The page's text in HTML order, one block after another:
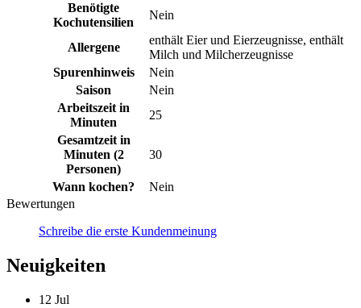
Benötigte
Kochutensilien
Nein
Allergene
enthält Eier und Eierzeugnisse, enthält
Milch und Milcherzeugnisse
Spurenhinweis
Nein
Saison
Nein
Arbeitszeit in
Minuten
25
Gesamtzeit in
Minuten (2
Personen)
30
Wann kochen?
Nein
Bewertungen
Schreibe die erste Kundenmeinung
Neuigkeiten
12 Jul